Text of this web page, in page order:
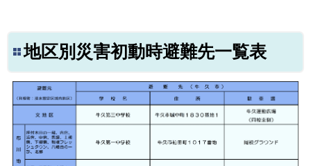
地区別災害初動時避難先一覧表